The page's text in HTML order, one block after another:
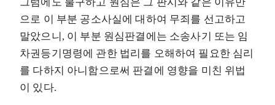
으로 이 부분 공소사실에 대하여 무죄를 선고하고
말았으니, 이 부분 원심판결에는 소송사기 또는 임
차권등기명령에 관한 법리를 오해하여 필요한 심리
를 다하지 아니함으로써 판결에 영향을 미친 위법
이 있다.